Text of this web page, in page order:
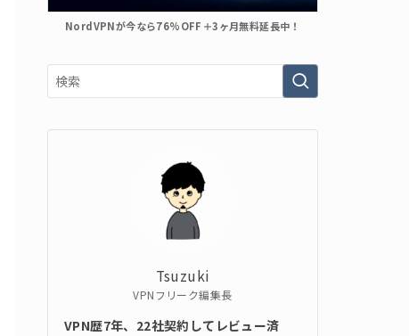
NordVPNが今なら76%OFF＋3ヶ月無料延長中！
Tsuzuki
VPNフリーク編集長
VPN歴7年、22社契約してレビュー済